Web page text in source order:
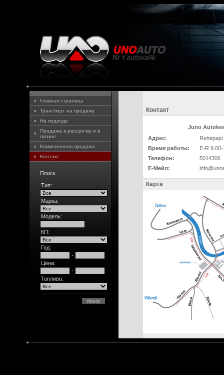
Главная страница
Транспорт на продажу
На подходе
Продажа в рассрочку и в
лизинг
Комисионная продажа
Контакт
Поиск
Тип:
Марка:
Модель:
КП:
Год:
-
Цена:
-
Топливо:
Контакт
Juno
Адрес:
Rehepapi
Время работы:
E-R
Телефон:
5014306
Е-Мейл:
Карта